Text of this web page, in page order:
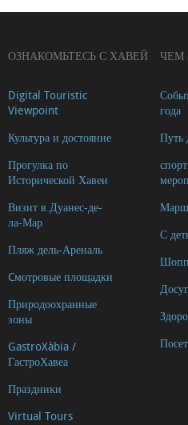
ОЗНАКОМЬТЕСЬ С ХАВЕЙ
Digital Touristic
Viewpoint
Культура и достояние
Прогулка по
Исторической Хавеи
Визит в Дуанес-де-
ла-Мар
Пляж дель-Ареналь
Cмотровые площадки
Природоохранные
зоны
GastroXàbia /
ГастроХавеа
Праздники
Virtual Tours
ЧЕМ
года
Путь
С